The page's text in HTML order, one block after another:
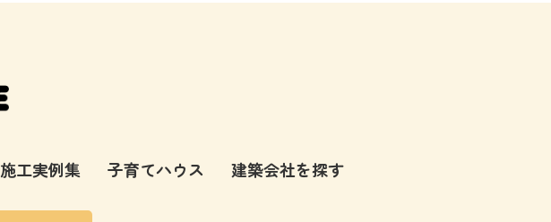
施工実例集 子育てハウス 建築会社を探す